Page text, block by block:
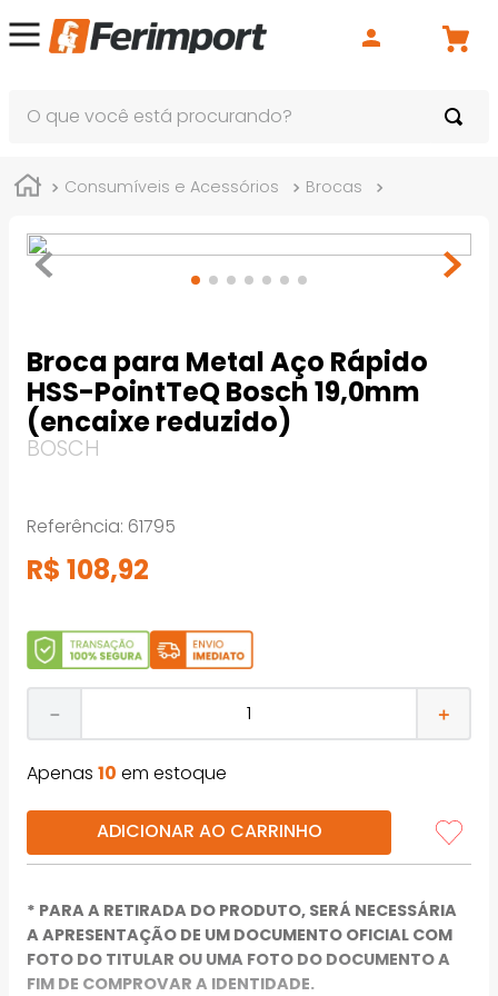
Consumíveis e Acessórios Brocas
Broca para Metal Aço Rápido
HSS-PointTeQ Bosch 19,0mm
(encaixe reduzido)
BOSCH
Referência: 61795
R$ 108,92
＋
－
Apenas 10 em estoque
ADICIONAR AO CARRINHO
* PARA A RETIRADA DO PRODUTO, SERÁ NECESSÁRIA
A APRESENTAÇÃO DE UM DOCUMENTO OFICIAL COM
FOTO DO TITULAR OU UMA FOTO DO DOCUMENTO A
FIM DE COMPROVAR A IDENTIDADE.